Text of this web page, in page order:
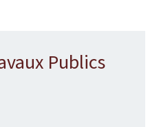
Publics